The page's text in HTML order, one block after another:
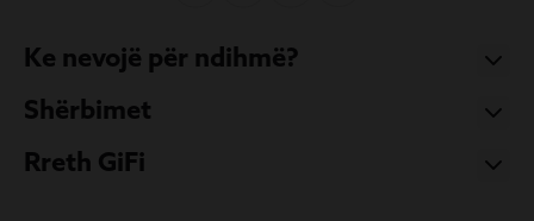
Ke nevojë për ndihmë?
Shërbimet
Rreth GiFi